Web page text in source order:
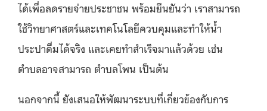
ได้เพื่อลดรายจ่ายประชาชน พร้อมยืนยันว่า เราสามารถ
ใช้วิทยาศาสตร์และเทคโนโลยีควบคุมและทำให้น้ำ
ประปาดื่มได้จริง และเคยทำสำเร็จมาแล้วด้วย เช่น
ตำบลอาจสามารถ ตำบลโพน เป็นต้น
นอกจากนี้ ยังเสนอให้พัฒนาระบบที่เกี่ยวข้องกับการ